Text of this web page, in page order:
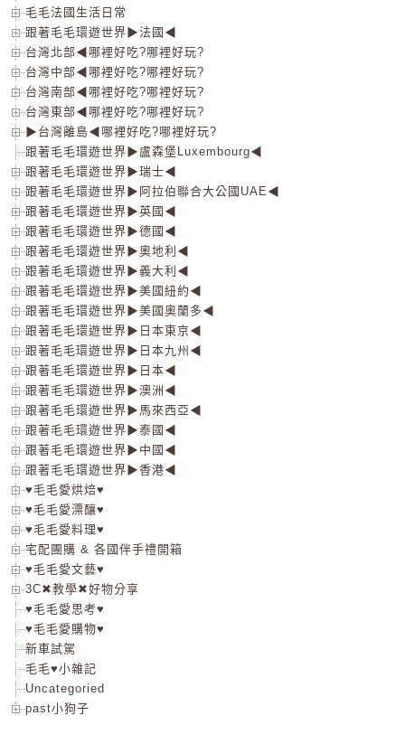
毛毛法國生活日常
跟著毛毛環遊世界▶法國◀
台灣北部◀哪裡好吃?哪裡好玩?
台灣中部◀哪裡好吃?哪裡好玩?
台灣南部◀哪裡好吃?哪裡好玩?
台灣東部◀哪裡好吃?哪裡好玩?
▶台灣離島◀哪裡好吃?哪裡好玩?
跟著毛毛環遊世界▶盧森堡Luxembourg◀
跟著毛毛環遊世界▶瑞士◀
跟著毛毛環遊世界▶阿拉伯聯合大公國UAE◀
跟著毛毛環遊世界▶英國◀
跟著毛毛環遊世界▶德國◀
跟著毛毛環遊世界▶奧地利◀
跟著毛毛環遊世界▶義大利◀
跟著毛毛環遊世界▶美國紐約◀
跟著毛毛環遊世界▶美國奧蘭多◀
跟著毛毛環遊世界▶日本東京◀
跟著毛毛環遊世界▶日本九州◀
跟著毛毛環遊世界▶日本◀
跟著毛毛環遊世界▶澳洲◀
跟著毛毛環遊世界▶馬來西亞◀
跟著毛毛環遊世界▶泰國◀
跟著毛毛環遊世界▶中國◀
跟著毛毛環遊世界▶香港◀
♥毛毛愛烘焙♥
♥毛毛愛漂釀♥
♥毛毛愛料理♥
宅配團購 & 各國伴手禮開箱
♥毛毛愛文藝♥
3C✖教學✖好物分享
♥毛毛愛思考♥
♥毛毛愛購物♥
新車試駕
毛毛♥小雜記
Uncategoried
past小狗子